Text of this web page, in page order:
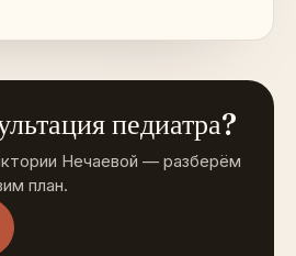
педиатра?
Нечаевой — разберём
план.